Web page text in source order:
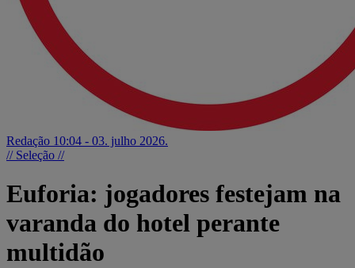
Redação 10:04 - 03. julho 2026.
// Seleção //
Euforia: jogadores festejam na
varanda do hotel perante
multidão